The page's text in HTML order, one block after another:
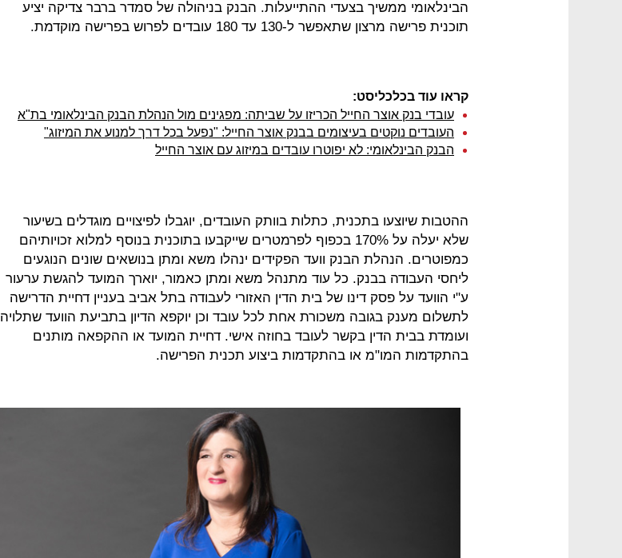
הבינלאומי ממשיך בצעדי ההתייעלות. הבנק בניהולה של סמדר ברבר צדיקה יציע
תוכנית פרישה מרצון שתאפשר ל-130 עד 180 עובדים לפרוש בפרישה מוקדמת.
קראו עוד בכלכליסט:
עובדי בנק אוצר החייל הכריזו על שביתה: מפגינים מול הנהלת הבנק הבינלאומי בת"א
העובדים נוקטים בעיצומים בבנק אוצר החייל: "נפעל בכל דרך למנוע את המיזוג"
הבנק הבינלאומי: לא יפוטרו עובדים במיזוג עם אוצר החייל
ההטבות שיוצעו בתכנית, כתלות בוותק העובדים, יוגבלו לפיצויים מוגדלים בשיעור
שלא יעלה על 170% בכפוף לפרמטרים שייקבעו בתוכנית בנוסף למלוא זכויותיהם
כמפוטרים. הנהלת הבנק וועד הפקידים ינהלו משא ומתן בנושאים שונים הנוגעים
ליחסי העבודה בבנק. כל עוד מתנהל משא ומתן כאמור, יוארך המועד להגשת ערעור
ע"י הוועד על פסק דינו של בית הדין האזורי לעבודה בתל אביב בעניין דחיית הדרישה
לתשלום מענק בגובה משכורת אחת לכל עובד וכן יוקפא הדיון בתביעת הוועד שתלויה
ועומדת בבית הדין בקשר לעובד בחוזה אישי. דחיית המועד או ההקפאה מותנים
בהתקדמות המו"מ או בהתקדמות ביצוע תכנית הפרישה.